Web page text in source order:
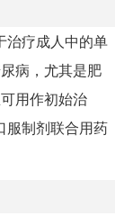
治疗成人中的单
病，尤其是肥
用作初始治
服制剂联合用药